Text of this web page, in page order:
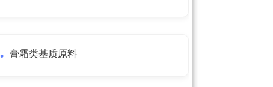
膏霜类基质原料